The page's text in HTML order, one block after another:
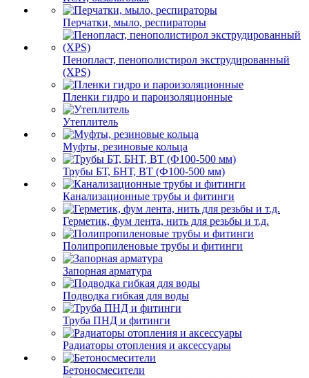
Перчатки, мыло, респираторы
Пенопласт, пенополистирол экструдированный
(XPS)
Пленки гидро и пароизоляционные
Утеплитель
Муфты, резиновые кольца
Трубы БТ, БНТ, ВТ (Ф100-500 мм)
Канализационные трубы и фитинги
Герметик, фум лента, нить для резьбы и т.д.
Полипропиленовые трубы и фитинги
Запорная арматура
Подводка гибкая для воды
Труба ПНД и фитинги
Радиаторы отопления и аксессуары
Бетоносмесители